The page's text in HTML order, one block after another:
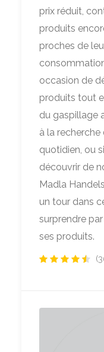
prix réduit,
produits
proches de
occasion de
produits tout
du gaspillage
à la
quotidien, ou
découvrir de
Madla
un tour dans
surprendre
ses produits.